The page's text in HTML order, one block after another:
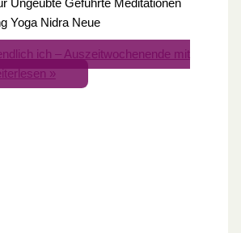
Ungeübte Geführte Meditationen
Yoga Nidra Neue
ich – Auszeitwochenende mit
»